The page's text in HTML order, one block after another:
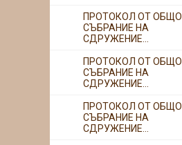
ПРОТОКОЛ ОТ ОБЩО
СЪБРАНИЕ НА
СДРУЖЕНИЕ...
ПРОТОКОЛ ОТ ОБЩО
СЪБРАНИЕ НА
СДРУЖЕНИЕ...
ПРОТОКОЛ ОТ ОБЩО
СЪБРАНИЕ НА
СДРУЖЕНИЕ...